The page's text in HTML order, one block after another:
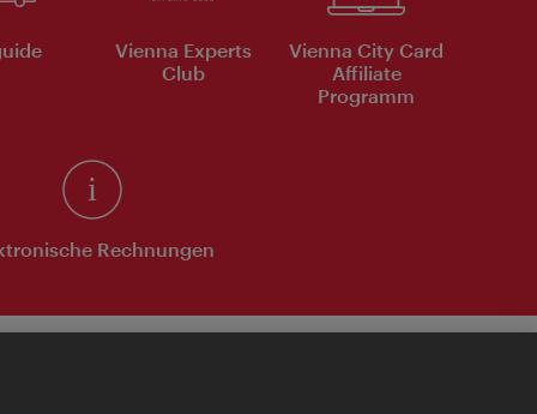
Vienna Experts
Club
Vienna City Card
Affiliate
Programm
Rechnungen